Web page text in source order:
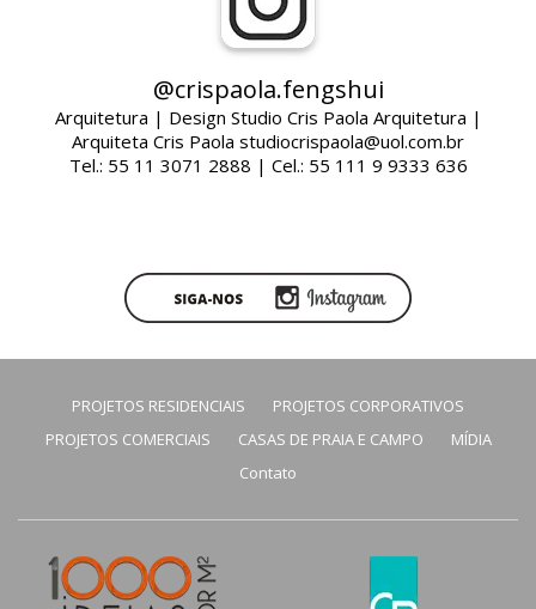
@crispaola.fengshui
Arquitetura | Design Studio Cris Paola Arquitetura |
Arquiteta Cris Paola studiocrispaola@uol.com.br
Tel.: 55 11 3071 2888 | Cel.: 55 111 9 9333 636
PROJETOS RESIDENCIAIS
PROJETOS CORPORATIVOS
PROJETOS COMERCIAIS
CASAS DE PRAIA E CAMPO
MÍDIA
Contato